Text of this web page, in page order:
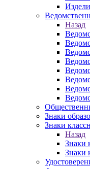
Назад
Знаки
Знаки
Назад
Знаки
Знаки